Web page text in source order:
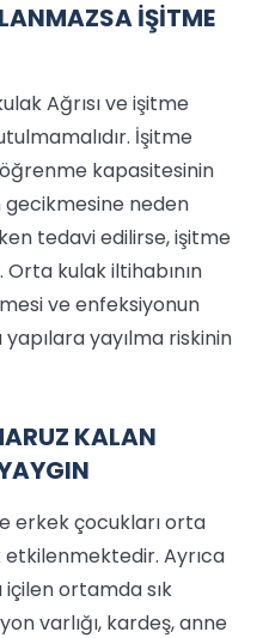
İŞİTME
Ağrısı ve işitme
İşitme
kapasitesinin
gecikmesine neden
tedavi edilirse, işitme
kulak iltihabının
ve enfeksiyonun
yayılma riskinin
KALAN
erkek çocukları orta
Ayrıca
ortamda sık
varlığı, kardeş, anne